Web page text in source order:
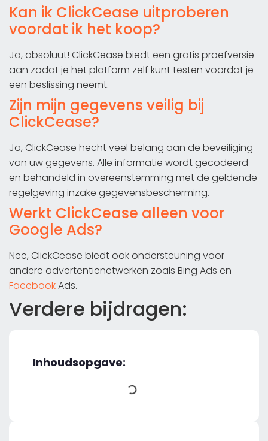
Kan ik ClickCease uitproberen
voordat ik het koop?
Ja, absoluut! ClickCease biedt een gratis proefversie
aan zodat je het platform zelf kunt testen voordat je
een beslissing neemt.
Zijn mijn gegevens veilig bij
ClickCease?
Ja, ClickCease hecht veel belang aan de beveiliging
van uw gegevens. Alle informatie wordt gecodeerd
en behandeld in overeenstemming met de geldende
regelgeving inzake gegevensbescherming.
Werkt ClickCease alleen voor
Google Ads?
Nee, ClickCease biedt ook ondersteuning voor
andere advertentienetwerken zoals Bing Ads en
FacebookAds.
Verdere bijdragen:
Inhoudsopgave: